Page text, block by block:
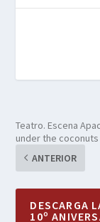
Teatro. Escena
under the coconuts
ANTERIOR
DESCARGA
10º